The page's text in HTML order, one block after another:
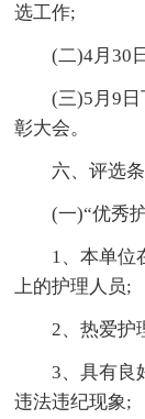
选工作;
(二)4月30
(三)5月9
彰大会。
六、评选
(一)“优秀
1、本单位
上的护理人员;
2、热爱护
3、具有良
违法违纪现象;